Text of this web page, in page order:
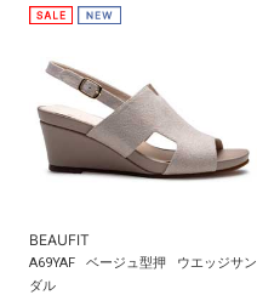
BEAUFIT
A69YAF ベージュ型押
ウエッジサン
ダル